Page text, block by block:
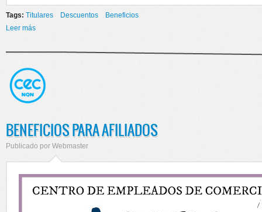
Tags: Titulares Descuentos
Beneficios
Leer más
BENEFICIOS PARA AFILIADOS
Publicado por Webmaster